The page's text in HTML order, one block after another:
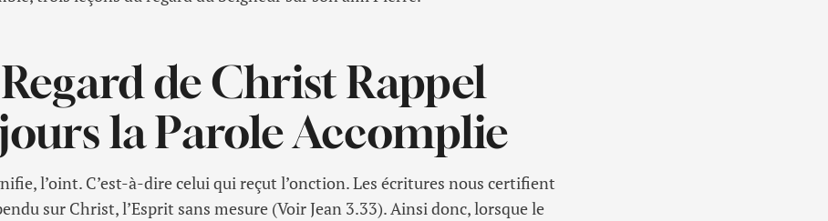
de Christ Rappel
la Parole Accomplie
l’oint. C’est-à-dire celui qui reçut l’onction. Les écritures nous certifient
sur Christ, l’Esprit sans mesure (Voir Jean 3.33). Ainsi donc, lorsque le